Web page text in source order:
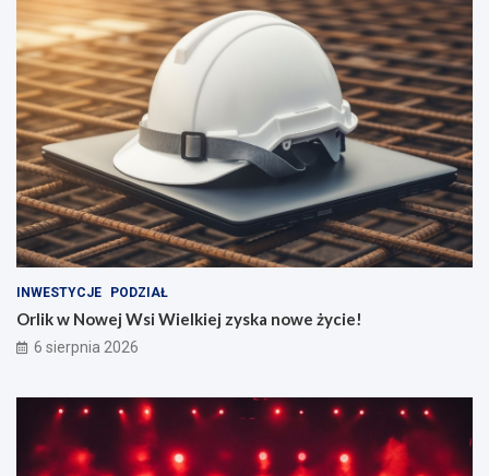
INWESTYCJE PODZIAŁ
Orlik w Nowej Wsi Wielkiej zyska nowe życie!
6 sierpnia 2026